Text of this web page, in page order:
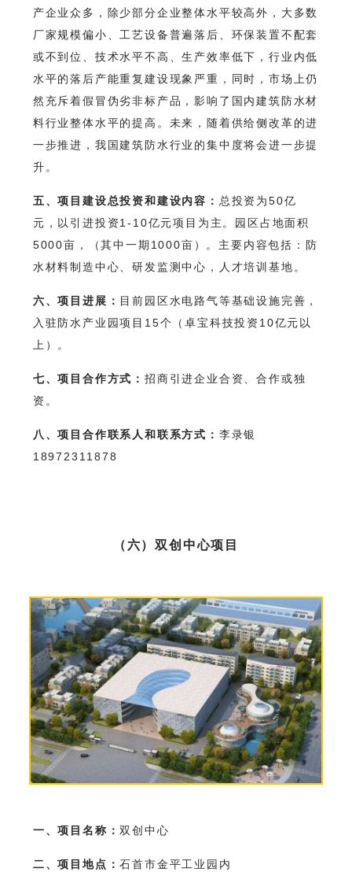
产企业众多，除少部分企业整体水平较高外，大多数
厂家规模偏小、工艺设备普遍落后、环保装置不配套
或不到位、技术水平不高、生产效率低下，行业内低
水平的落后产能重复建设现象严重，同时，市场上仍
然充斥着假冒伪劣非标产品，影响了国内建筑防水材
料行业整体水平的提高。未来，随着供给侧改革的进
一步推进，我国建筑防水行业的集中度将会进一步提
升。
五、项目建设总投资和建设内容： 总投资为50亿
元，以引进投资1-10亿元项目为主。园区占地面积
5000亩，（其中一期1000亩）。主要内容包括：防
水材料制造中心、研发监测中心，人才培训基地。
六、项目进展： 目前园区水电路气等基础设施完善，
入驻防水产业园项目15个（卓宝科技投资10亿元以
上）。
七、项目合作方式：招商引进企业合资、合作或独
资。
八、项目合作联系人和联系方式： 李录银
18972311878
（六）双创中心项目
一、项目名称：双创中心
二、项目地点：石首市金平工业园内